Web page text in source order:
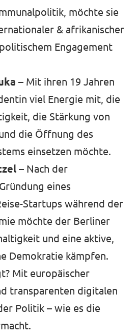
möchte sie
& afrikanischer
Engagement
– Mit ihren 19 Jahren
viel Energie mit, die
die Stärkung von
die Öffnung des
einsetzen möchte.
– Nach der
eines
Startups während der
möchte der Berliner
und eine aktive,
Demokratie kämpfen.
Mit europäischer
transparenten digitalen
Politik – wie es die